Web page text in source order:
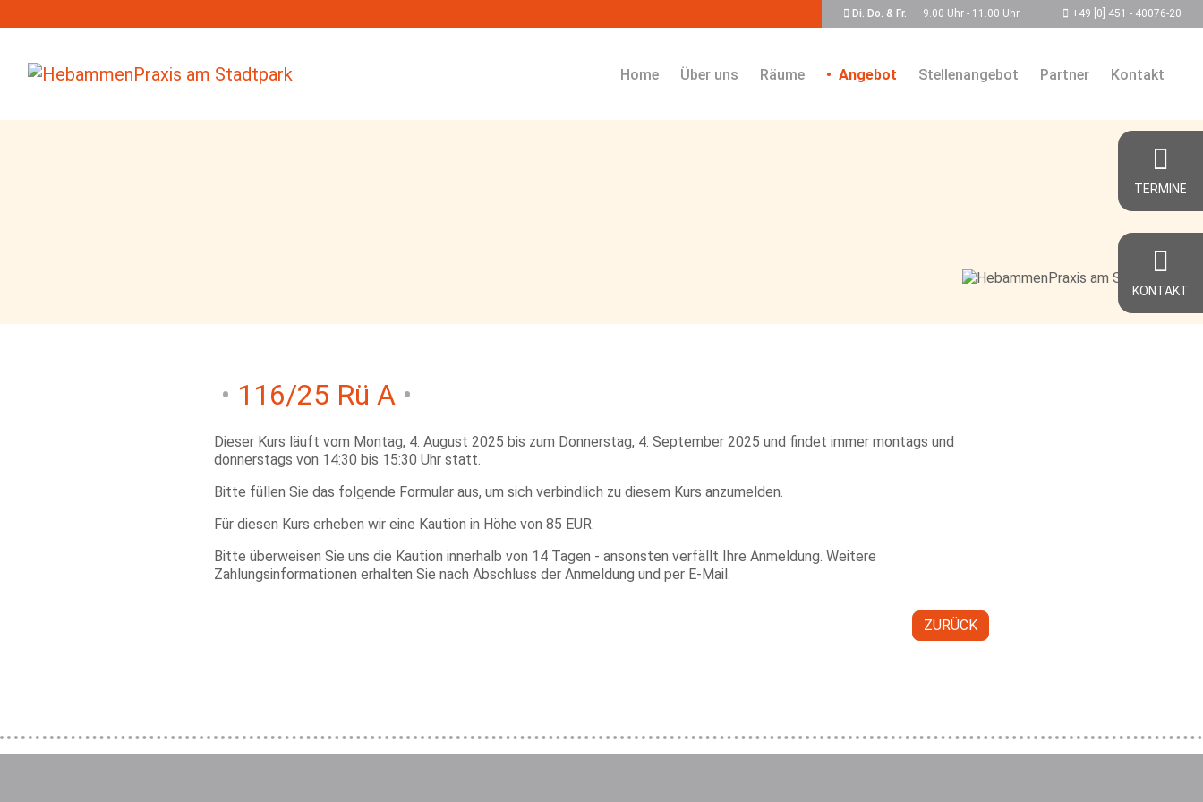
Di. Do. & Fr. 9.00 Uhr - 11.00 Uhr +49 [0] 451 - 40076-20
Home
Über uns Räume Angebot Stellenangebot Partner Kontakt
TERMINE
KONTAKT
116/25 Rü A
Dieser Kurs läuft vom Montag, 4. August 2025 bis zum Donnerstag, 4. September 2025 und findet immer montags und
donnerstags von 14:30 bis 15:30 Uhr statt.
Bitte füllen Sie das folgende Formular aus, um sich verbindlich zu diesem Kurs anzumelden.
Für diesen Kurs erheben wir eine Kaution in Höhe von 85 EUR.
Bitte überweisen Sie uns die Kaution innerhalb von 14 Tagen - ansonsten verfällt Ihre Anmeldung. Weitere
Zahlungsinformationen erhalten Sie nach Abschluss der Anmeldung und per E-Mail.
ZURÜCK